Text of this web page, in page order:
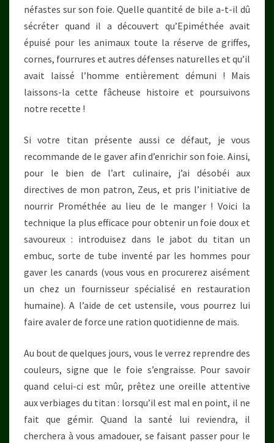
néfastes sur son foie. Quelle quantité de bile a-t-il dû
sécréter quand il a découvert qu’Epiméthée avait
épuisé pour les animaux toute la réserve de griffes,
cornes, fourrures et autres défenses naturelles et qu’il
avait laissé l’homme entièrement démuni ! Mais
laissons-la cette fâcheuse histoire et poursuivons
notre recette !
Si votre titan présente aussi ce défaut, je vous
recommande de le gaver afin d’enrichir son foie. Ainsi,
pour le bien de l’art culinaire, j’ai désobéi aux
directives de mon patron, Zeus, et pris l’initiative de
nourrir Prométhée au lieu de le manger ! Voici la
technique la plus efficace pour obtenir un foie doux et
savoureux : introduisez dans le jabot du titan un
embuc, sorte de tube inventé par les hommes pour
gaver les canards (vous vous en procurerez aisément
un chez un fournisseur spécialisé en restauration
humaine). A l’aide de cet ustensile, vous pourrez lui
faire avaler de force une ration quotidienne de maïs.
Au bout de quelques jours, vous le verrez reprendre des
couleurs, signe que le foie s’engraisse. Pour savoir
quand celui-ci est mûr, prêtez une oreille attentive
aux verbiages du titan : lorsqu’il est mal en point, il ne
fait que gémir. Quand la santé lui reviendra, il
cherchera à vous amadouer, se faisant passer pour le